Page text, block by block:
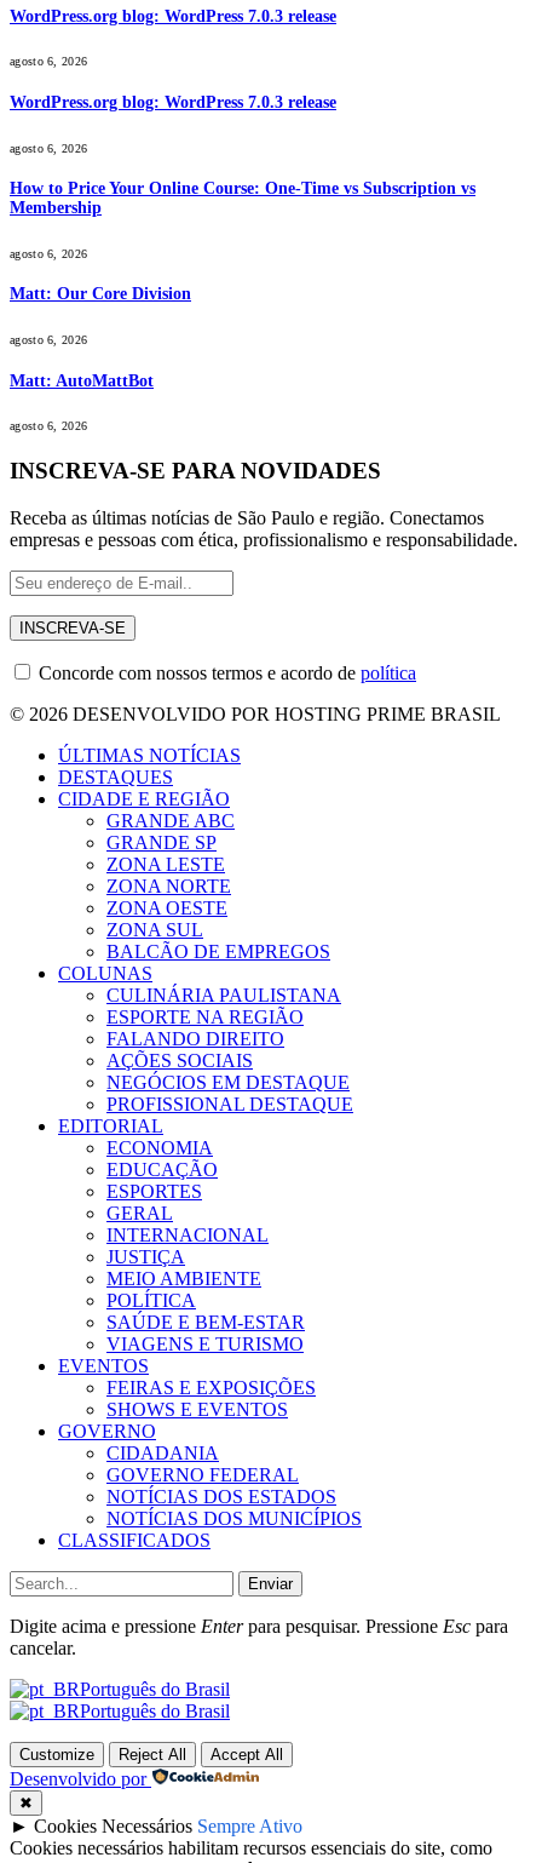
WordPress.org blog: WordPress 7.0.3 release
agosto 6, 2026
WordPress.org blog: WordPress 7.0.3 release
agosto 6, 2026
How to Price Your Online Course: One-Time vs Subscription vs
Membership
agosto 6, 2026
Matt: Our Core Division
agosto 6, 2026
Matt: AutoMattBot
agosto 6, 2026
INSCREVA-SE PARA NOVIDADES
Receba as últimas notícias de São Paulo e região. Conectamos
empresas e pessoas com ética, profissionalismo e responsabilidade.
Concorde com nossos termos e acordo de política
© 2026 DESENVOLVIDO POR HOSTING PRIME BRASIL
ÚLTIMAS NOTÍCIAS
DESTAQUES
CIDADE E REGIÃO
GRANDE ABC
GRANDE SP
ZONA LESTE
ZONA NORTE
ZONA OESTE
ZONA SUL
BALCÃO DE EMPREGOS
COLUNAS
CULINÁRIA PAULISTANA
ESPORTE NA REGIÃO
FALANDO DIREITO
AÇÕES SOCIAIS
NEGÓCIOS EM DESTAQUE
PROFISSIONAL DESTAQUE
EDITORIAL
ECONOMIA
EDUCAÇÃO
ESPORTES
GERAL
INTERNACIONAL
JUSTIÇA
MEIO AMBIENTE
POLÍTICA
SAÚDE E BEM-ESTAR
VIAGENS E TURISMO
EVENTOS
FEIRAS E EXPOSIÇÕES
SHOWS E EVENTOS
GOVERNO
CIDADANIA
GOVERNO FEDERAL
NOTÍCIAS DOS ESTADOS
NOTÍCIAS DOS MUNICÍPIOS
CLASSIFICADOS
Enviar
Digite acima e pressione Enterpara pesquisar. Pressione Esc para
cancelar.
Português do Brasil
Português do Brasil
Customize Reject All Accept All
Desenvolvido por
✖
► Cookies Necessários Sempre Ativo
Cookies necessários habilitam recursos essenciais do site, como